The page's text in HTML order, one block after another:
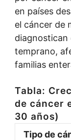
en países
el cáncer de
diagnostican
temprano,
familias
Tabla:
de cáncer
30 años)
Tipo de